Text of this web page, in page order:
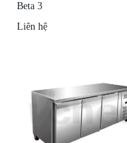
Beta 3
Liên hệ